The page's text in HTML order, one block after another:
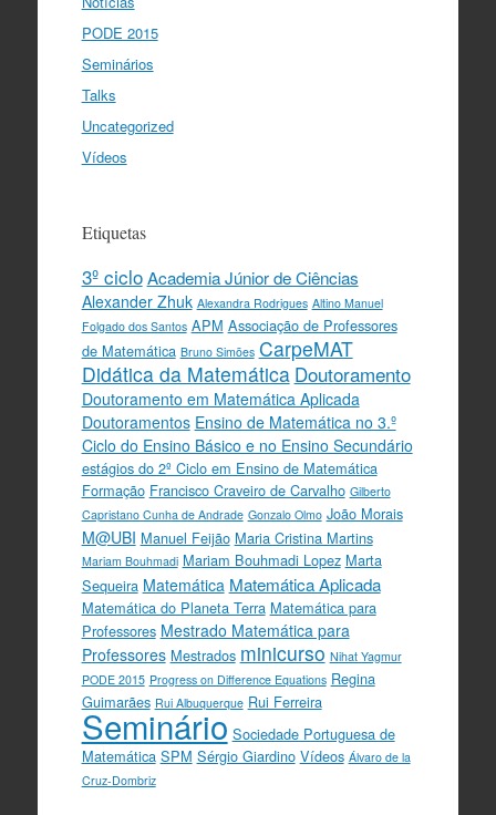
PODE 2015
Seminários
Talks
Uncategorized
Vídeos
Etiquetas
3º ciclo Academia Júnior de Ciências
Alexander Zhuk Alexandra Rodrigues Altino Manuel
Folgado dos Santos APM Associação de Professores
de Matemática Bruno Simões CarpeMAT
Didática da Matemática Doutoramento
Doutoramento em Matemática Aplicada
Doutoramentos Ensino de Matemática no 3.º
Ciclo do Ensino Básico e no Ensino Secundário
estágios do 2º Ciclo em Ensino de Matemática
Formação Francisco Craveiro de Carvalho Gilberto
Capristano Cunha de Andrade Gonzalo Olmo João Morais
M@UBI Manuel Feijão Maria Cristina Martins
Mariam Bouhmadi Mariam Bouhmadi Lopez Marta
Sequeira Matemática Matemática Aplicada
Matemática do Planeta Terra Matemática para
Professores Mestrado Matemática para
Professores Mestrados minicurso Nihat Yagmur
PODE 2015 Progress on Difference Equations Regina
Guimarães Rui Albuquerque Rui Ferreira
Seminário Sociedade Portuguesa de
Matemática SPM Sérgio Giardino Vídeos Álvaro de la
Cruz-Dombriz